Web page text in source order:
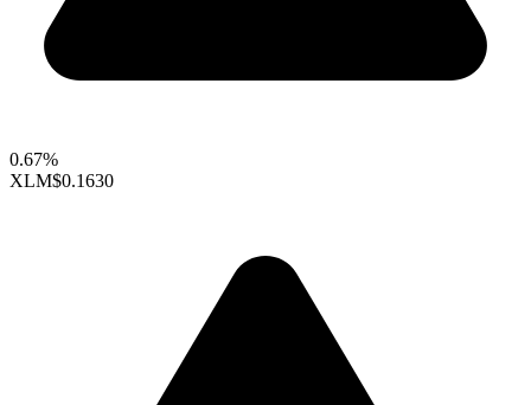
0.67%
XLM$0.1630